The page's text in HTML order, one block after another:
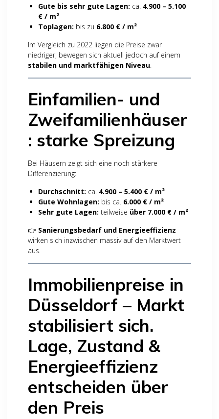
Gute bis sehr gute Lagen: ca. 4.900 – 5.100
€ / m²
Toplagen: bis zu 6.800 € / m²
Im Vergleich zu 2022 liegen die Preise zwar
niedriger, bewegen sich aktuell jedoch auf einem
stabilen und marktfähigen Niveau.
Einfamilien- und
Zweifamilienhäuser
: starke Spreizung
Bei Häusern zeigt sich eine noch stärkere
Differenzierung:
Durchschnitt: ca. 4.900 – 5.400 € / m²
Gute Wohnlagen: bis ca. 6.000 € / m²
Sehr gute Lagen: teilweise über 7.000 € / m²
👉 Sanierungsbedarf und Energieeffizienz
wirken sich inzwischen massiv auf den Marktwert
aus.
Immobilienpreise in
Düsseldorf – Markt
stabilisiert sich.
Lage, Zustand &
Energieeffizienz
entscheiden über
den Preis